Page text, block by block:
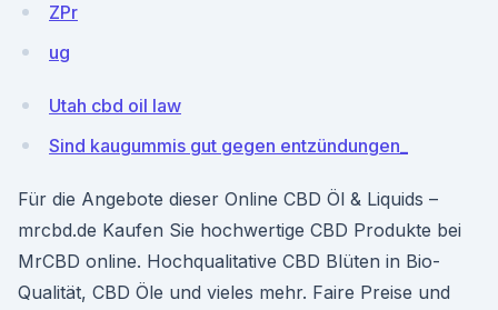
ZPr
ug
Utah cbd oil law
Sind kaugummis gut gegen entzündungen_
Für die Angebote dieser Online CBD Öl & Liquids –
mrcbd.de Kaufen Sie hochwertige CBD Produkte bei
MrCBD online. Hochqualitative CBD Blüten in Bio-
Qualität, CBD Öle und vieles mehr. Faire Preise und